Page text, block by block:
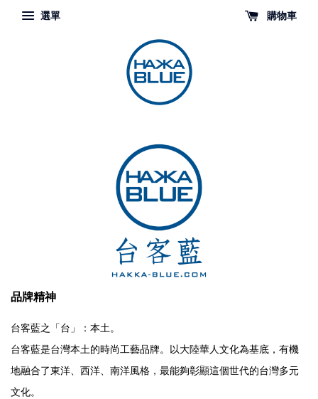
選單 購物車
品牌精神
台客藍之「台」：本土。
台客藍是台灣本土的時尚工藝品牌。以大陸華人文化為基底，有機
地融合了東洋、西洋、南洋風格，最能夠彰顯這個世代的台灣多元
文化。